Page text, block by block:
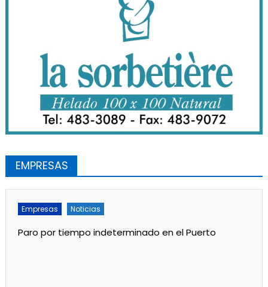
EMPRESAS
Empresas Noticias
Paro por tiempo indeterminado en el Puerto